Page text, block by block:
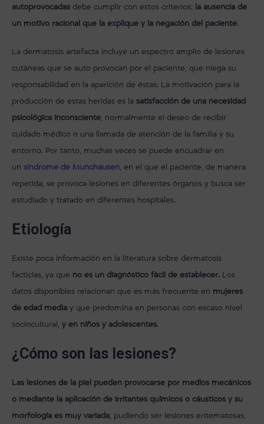
autoprovocadas debe cumplir con estos criterios: la ausencia de
un motivo racional que la explique y la negación del paciente.
La dermatosis artefacta incluye un espectro amplio de lesiones
cutáneas que se auto provocan por el paciente, que niega su
responsabilidad en la aparición de éstas. La motivación para la
producción de estas heridas es la satisfacción de una necesidad
psicológica inconsciente, normalmente el deseo de recibir
cuidado médico o una llamada de atención de la familia y su
entorno. Por tanto, muchas veces se puede encuadrar en
un síndrome de Munchausen, en el que el paciente, de manera
repetida, se provoca lesiones en diferentes órganos y busca ser
estudiado y tratado en diferentes hospitales.
Etiología
Existe poca información en la literatura sobre dermatosis
facticias, ya que no es un diagnóstico fácil de establecer. Los
datos disponibles relacionan que es más frecuente en mujeres
de edad media y que predomina en personas con escaso nivel
sociocultural, y en niños y adolescentes.
¿Cómo son las lesiones?
Las lesiones de la piel pueden provocarse por medios mecánicos
o mediante la aplicación de irritantes químicos o cáusticos y su
morfología es muy variada, pudiendo ser lesiones eritematosas,